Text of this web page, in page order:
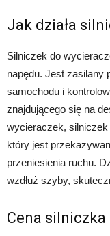
Jak działa
Silniczek do
napędu. Jest zasilany
samochodu i
znajdującego się na
wycieraczek, silniczek
który jest
przeniesienia ruchu.
wzdłuż szyby,
Cena